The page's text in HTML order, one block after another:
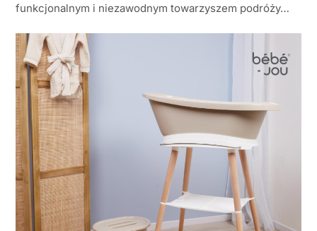
funkcjonalnym i niezawodnym towarzyszem podróży…